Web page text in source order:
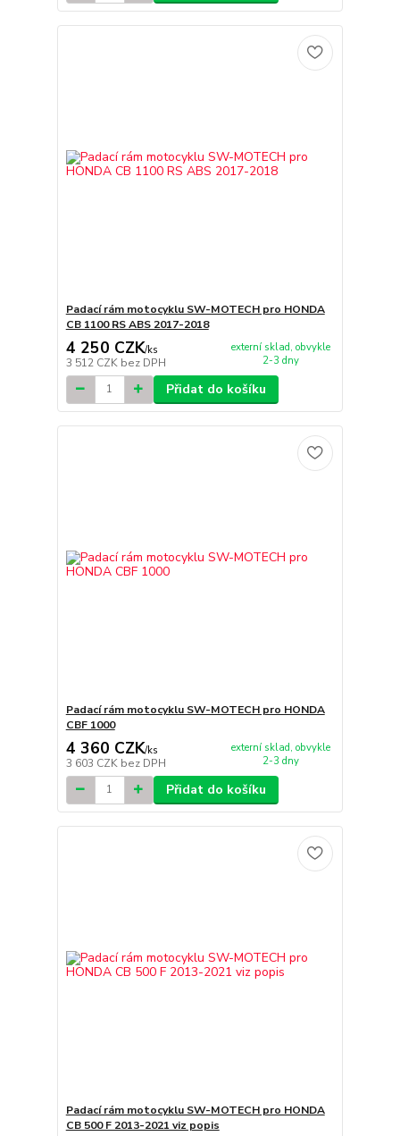
Padací rám motocyklu SW-MOTECH pro HONDA
CB 1100 RS ABS 2017-2018
4 250 CZK/ks
3 512 CZK bez DPH
externí sklad, obvykle
2-3 dny
Přidat do košíku
Padací rám motocyklu SW-MOTECH pro HONDA
CBF 1000
4 360 CZK/ks
3 603 CZK bez DPH
externí sklad, obvykle
2-3 dny
Přidat do košíku
Padací rám motocyklu SW-MOTECH pro HONDA
CB 500 F 2013-2021 viz popis